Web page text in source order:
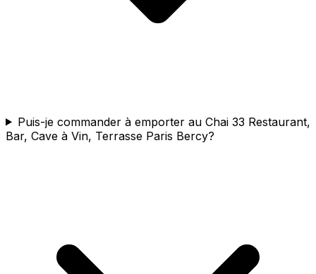
Puis-je commander à emporter au Chai 33 Restaurant,
Bar, Cave à Vin, Terrasse Paris Bercy?